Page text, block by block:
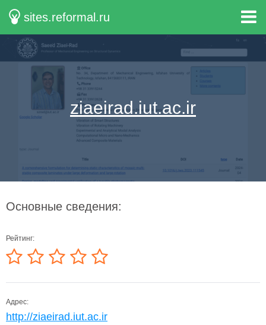
sites.reformal.ru
ziaeirad.iut.ac.ir
Основные сведения:
Рейтинг:
Адрес:
http://ziaeirad.iut.ac.ir